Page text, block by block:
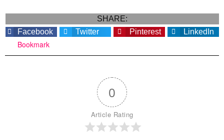
SHARE:
Facebook
Twitter Pinterest LinkedIn
Bookmark
0
Article Rating